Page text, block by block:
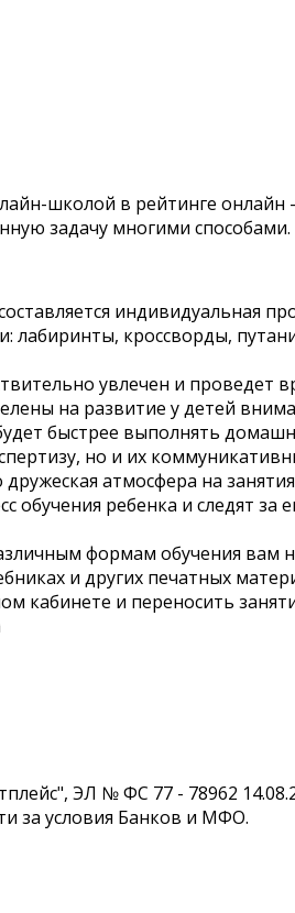
школой в рейтинге
задачу многими способами.
индивидуальная
лабиринты, кроссворды,
увлечен и проведет
на развитие у детей
быстрее выполнять
но и их
атмосфера на
ребенка и следят за
формам обучения
и других печатных
кабинете и переносить
ЭЛ № ФС 77 - 78962
за условия Банков и МФО.